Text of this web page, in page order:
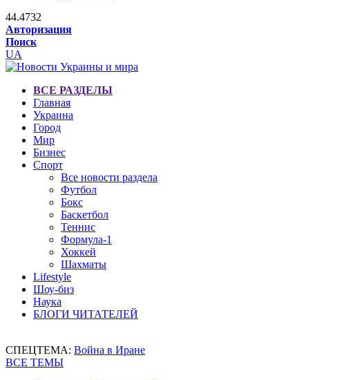
44.4732
Авторизация
Поиск
UA
ВСЕ РАЗДЕЛЫ
Главная
Украина
Город
Мир
Бизнес
Спорт
Все новости раздела
Футбол
Бокс
Баскетбол
Теннис
Формула-1
Хоккей
Шахматы
Lifestyle
Шоу-биз
Наука
БЛОГИ ЧИТАТЕЛЕЙ
СПЕЦТЕМА: Война в Иране
ВСЕ ТЕМЫ